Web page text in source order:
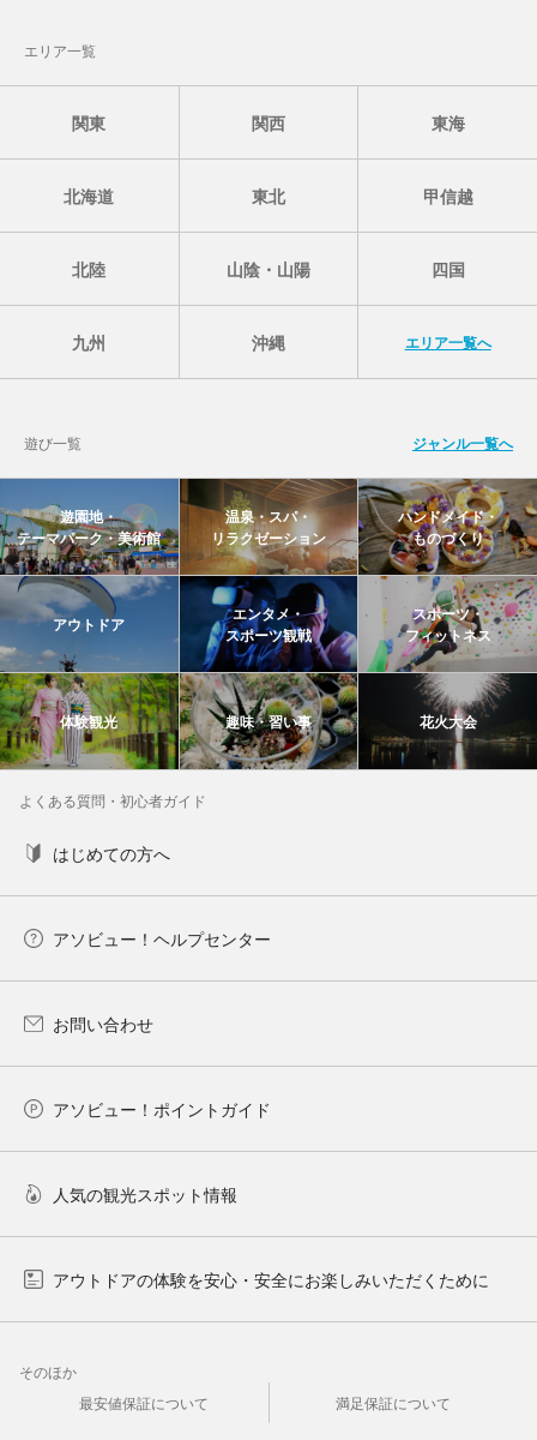
エリア一覧
関東 関西 東海
北海道 東北 甲信越
北陸 山陰・山陽 四国
九州 沖縄 エリア一覧へ
遊び一覧 ジャンル一覧へ
遊園地・
テーマパーク・美術館
温泉・スパ・
リラクゼーション
ハンドメイド・
ものづくり
アウトドア
エンタメ・
スポーツ観戦
スポーツ・
フィットネス
体験観光 趣味・習い事 花火大会
よくある質問・初心者ガイド
はじめての方へ
アソビュー！ヘルプセンター
お問い合わせ
アソビュー！ポイントガイド
人気の観光スポット情報
アウトドアの体験を安心・安全にお楽しみいただくために
そのほか
最安値保証について
満足保証について